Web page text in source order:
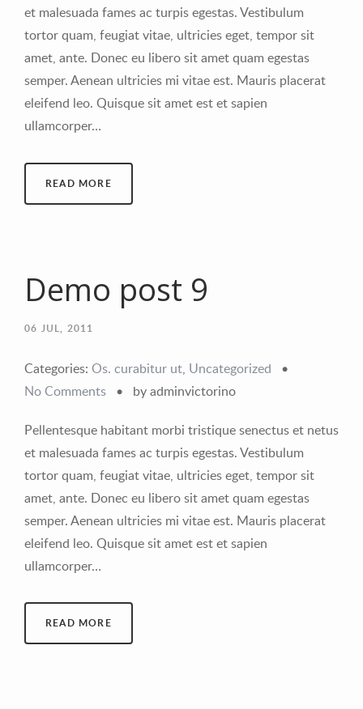
et malesuada fames ac turpis egestas. Vestibulum
tortor quam, feugiat vitae, ultricies eget, tempor sit
amet, ante. Donec eu libero sit amet quam egestas
semper. Aenean ultricies mi vitae est. Mauris placerat
eleifend leo. Quisque sit amet est et sapien
ullamcorper…
READ MORE
Demo post 9
06 JUL, 2011
Categories: Os. curabitur ut, Uncategorized •
No Comments • by adminvictorino
Pellentesque habitant morbi tristique senectus et netus
et malesuada fames ac turpis egestas. Vestibulum
tortor quam, feugiat vitae, ultricies eget, tempor sit
amet, ante. Donec eu libero sit amet quam egestas
semper. Aenean ultricies mi vitae est. Mauris placerat
eleifend leo. Quisque sit amet est et sapien
ullamcorper…
READ MORE